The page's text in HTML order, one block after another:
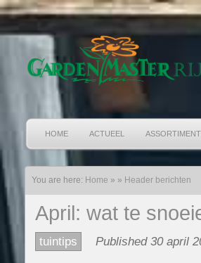
HOME ACTUEEL ASSORTIMENT
You are here: Home » » Header berichten
April: wat te
tuintips Published 30 april